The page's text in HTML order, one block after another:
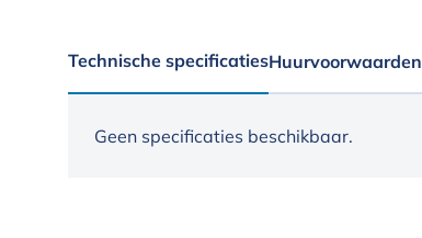
Technische specificatiesHuurvoorwaarden
Geen specificaties beschikbaar.